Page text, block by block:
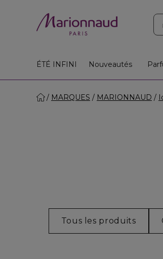
ÉTÉ INFINI Nouveautés
MARQUES MARIONNAUD
Tous les produits